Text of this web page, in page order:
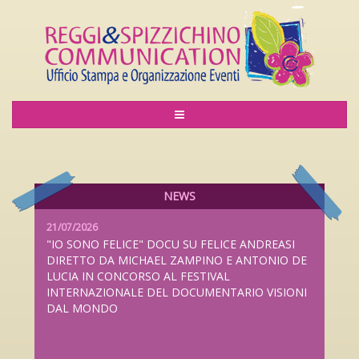
NEWS
06/08/2026
LILIANA CAVANI PREMIO ALLA CARRIERA AL
LUCCA FILM FESTIVAL 2026 DAL 26 SETTEMBRE
AL 4 OTTOBRE
21/07/2026
"IO SONO FELICE" DOCU SU FELICE ANDREASI
DIRETTO DA MICHAEL ZAMPINO E ANTONIO DE
LUCIA IN CONCORSO AL FESTIVAL
INTERNAZIONALE DEL DOCUMENTARIO VISIONI
DAL MONDO